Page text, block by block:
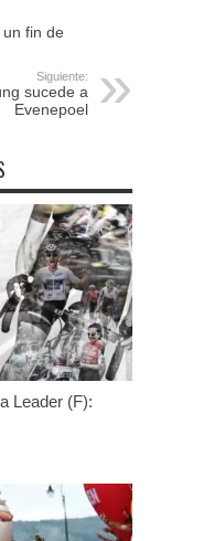
fin de
Siguiente:
sucede a
Evenepoel
Leader (F):